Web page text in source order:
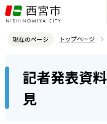
こ
の
ジ
頭
現在のページ トップページ
記者発表資
見